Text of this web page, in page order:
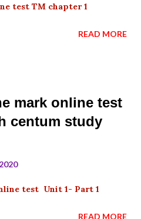
test TM chapter 1
READ MORE
mark online test
centum study
test Unit 1- Part 1
READ MORE